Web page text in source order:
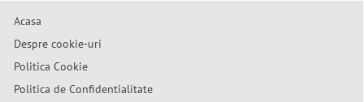
Acasa
Despre cookie-uri
Politica Cookie
Politica de Confidentialitate